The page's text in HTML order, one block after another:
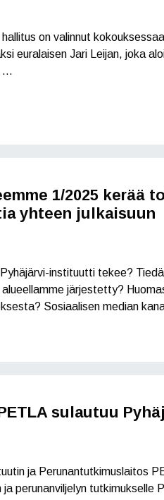
hallitus on valinnut
euralaisen Jari Leijan, joka
…
1/2025 kerää
yhteen julkaisuun
instituutti tekee?
järjestetty?
Sosiaalisen median
sulautuu
ja Perunantutkimuslaitos
ja perunanviljelyn tutkimukselle